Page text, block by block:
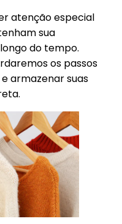
atenção especial
sua
do tempo.
os passos
armazenar suas